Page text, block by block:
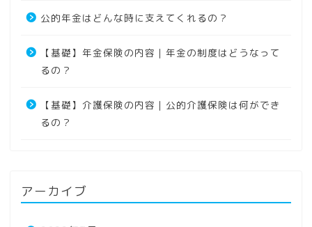
公的年金はどんな時に支えてくれるの？
【基礎】年金保険の内容｜年金の制度はどうなって
るの？
【基礎】介護保険の内容｜公的介護保険は何ができ
るの？
アーカイブ